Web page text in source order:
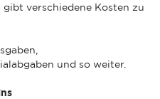
gibt verschiedene Kosten zu
und so weiter.